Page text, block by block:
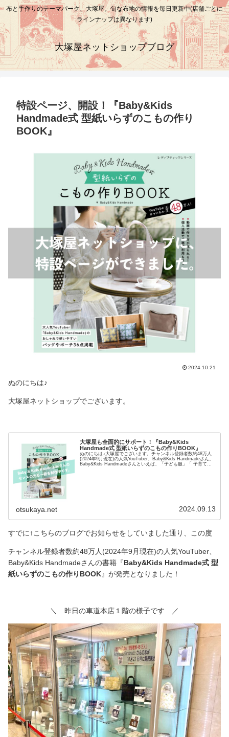
布と手作りのテーマパーク、大塚屋。旬な布地の情報を毎日更新中(店舗ごとに
ラインナップは異なります)
大塚屋ネットショップブログ
特設ページ、開設！『Baby&Kids
Handmade式 型紙いらずのこもの作り
BOOK』
2024.10.21
ぬのにちは♪
大塚屋ネットショップでございます。
大塚屋も全面的にサポート！『Baby&Kids
Handmade式 型紙いらずのこもの作りBOOK』
ぬのにちは♪大塚屋でございます。チャンネル登録者数約48万人
(2024年9月現在)の人気YouTuber、Baby&Kids Handmadeさん。
Baby&Kids Handmadeさんといえば、「子ども服」「 子育てに
otsukaya.net 2024.09.13
すでに↑こちらのブログでお知らせをしていました通り、この度
チャンネル登録者数約48万人(2024年9月現在)の人気YouTuber、
Baby&Kids Handmadeさんの書籍『Baby&Kids Handmade式 型
紙いらずのこもの作りBOOK』が発売となりました！
＼ 昨日の車道本店１階の様子です ／